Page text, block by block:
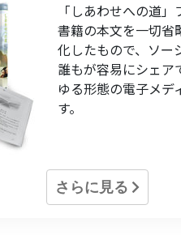
「しあわせへの道」
書籍の本文を一切省
化したもので、ソー
誰もが容易にシェア
ゆる形態の電子メデ
す。
さらに見る